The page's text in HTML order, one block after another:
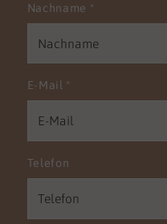
Nachname *
E-Mail *
Telefon